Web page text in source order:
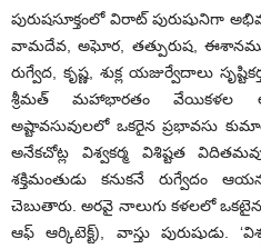
పురుషసూక్తంలో విరాట్‌ ‌పురుషునిగా
వామదేవ, అఘోర, తత్పురుష, ఈశానము
రుగ్వేద, కృష్ణ, శుక్ల యజుర్వేదాలు
శ్రీమత్‌ ‌మహాభారతం వేయికళల
అష్టావసువులలో ఒకరైన ప్రభావసు
అనేకచోట్ల విశ్వకర్మ విశిష్టత
శక్తిమంతుడు కనుకనే రుగ్వేదం
చెబుతారు. అరవై నాలుగు కళలలో ఒకటైన
ఆఫ్‌ ఆర్కిటెక్ట్), ‌వాస్తు పురుషుడు.